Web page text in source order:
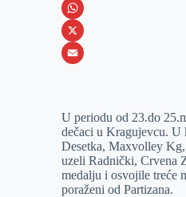
e
b
o
s
s
e
e
r
i
n
k
I
n
V
i
b
W
h
s
A
p
p
X
a
i
l
U periodu od 23.do
dečaci u Kragujevcu. U
Desetka, Maxvolley
uzeli Radnički, Crvena
medalju i osvojile treće
poraženi od Partizana.